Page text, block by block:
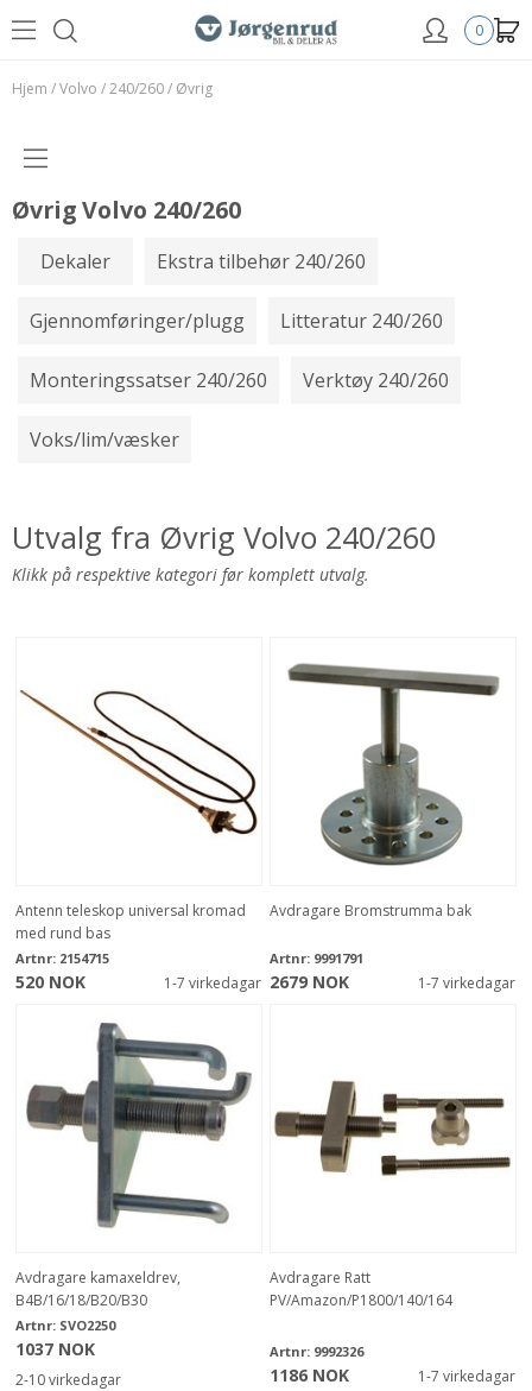
0
Hjem /Volvo /240/260/ Øvrig
Øvrig Volvo 240/260
Dekaler Ekstra tilbehør 240/260
Gjennomføringer/plugg Litteratur 240/260
Monteringssatser 240/260 Verktøy 240/260
Voks/lim/væsker
Utvalg fra Øvrig Volvo 240/260
Klikk på respektive kategori før komplett utvalg.
Antenn teleskop universal kromad
med rund bas
Artnr: 2154715
520 NOK 1-7 virkedagar
Avdragare Bromstrumma bak
Artnr: 9991791
2679 NOK 1-7 virkedagar
Avdragare kamaxeldrev,
B4B/16/18/B20/B30
Artnr: SVO2250
1037 NOK
2-10 virkedagar
Avdragare Ratt
PV/Amazon/P1800/140/164
Artnr: 9992326
1186 NOK 1-7 virkedagar